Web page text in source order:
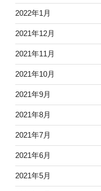
2022年1月
2021年12月
2021年11月
2021年10月
2021年9月
2021年8月
2021年7月
2021年6月
2021年5月